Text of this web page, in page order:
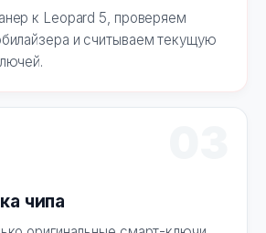
к Leopard 5, проверяем
и считываем текущую
чипа